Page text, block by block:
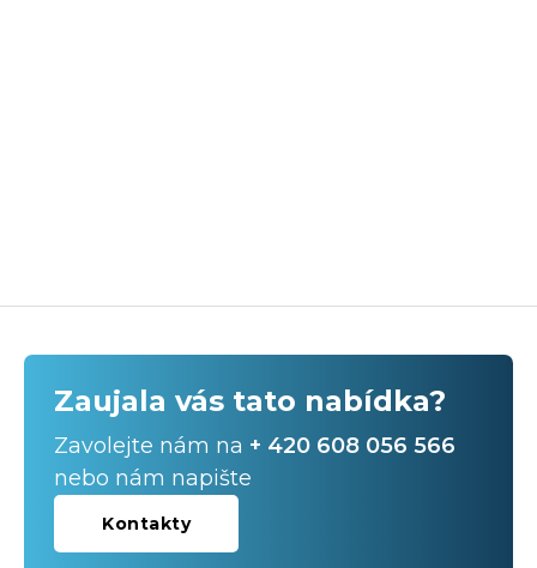
Zaujala vás tato nabídka?
Zavolejte nám na + 420 608 056 566
nebo nám napište
Kontakty